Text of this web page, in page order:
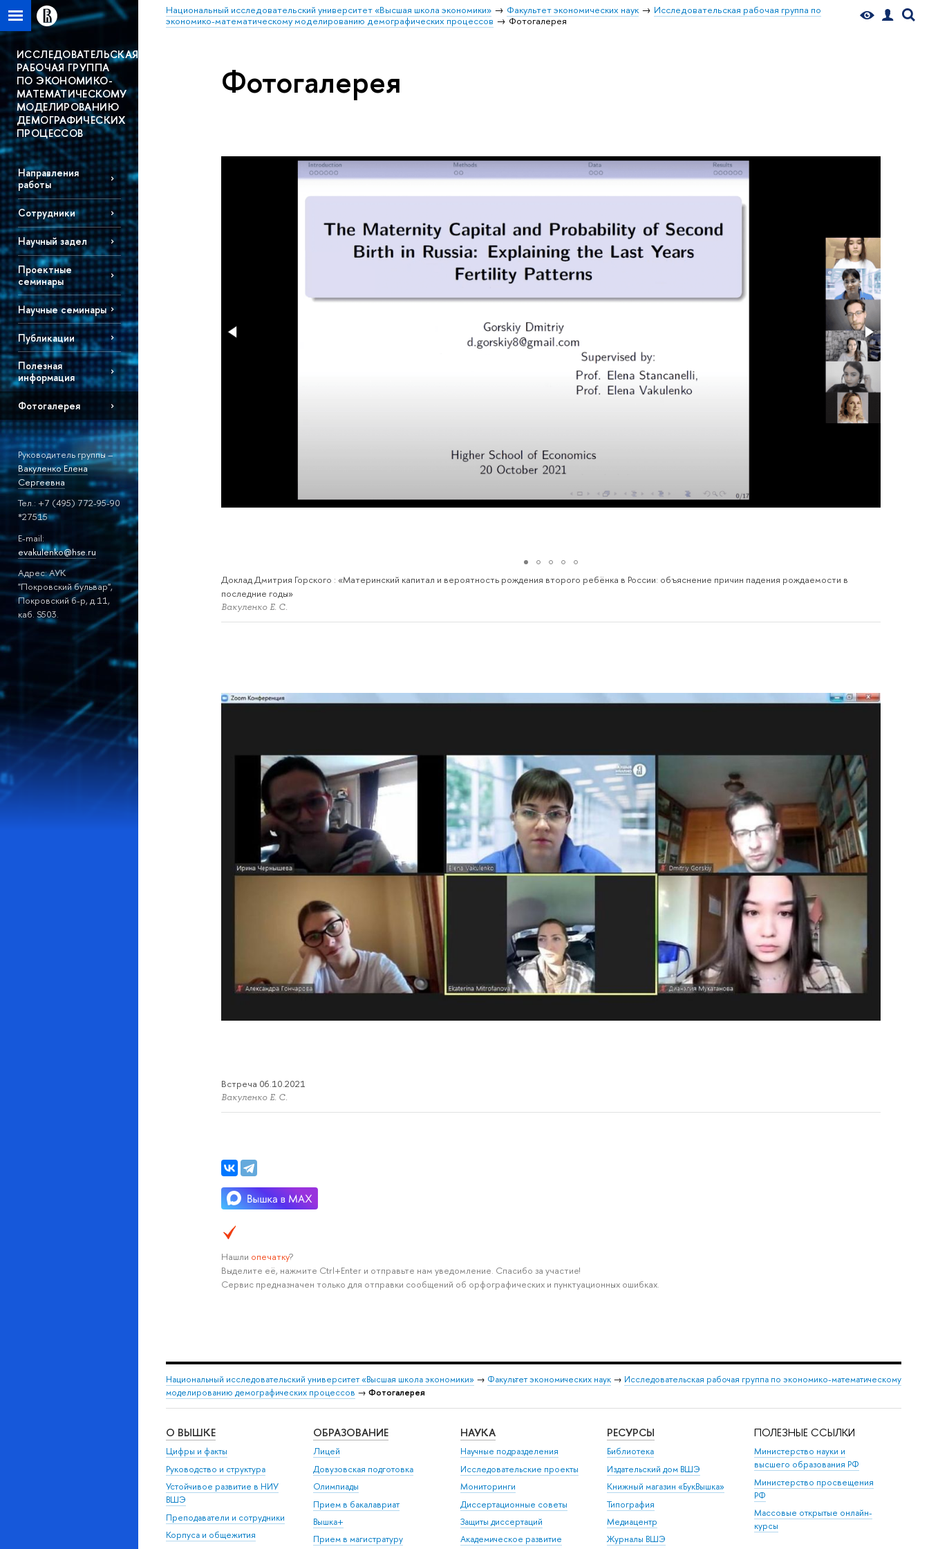
Национальный исследовательский университет «Высшая школа экономики» Факультет экономических наук
Исследовательская рабочая группа по
экономико-математическому моделированию демографических процессов
Фотогалерея
ИССЛЕДОВАТЕЛЬСКАЯ
РАБОЧАЯ ГРУППА
ПО ЭКОНОМИКО-
МАТЕМАТИЧЕСКОМУ
МОДЕЛИРОВАНИЮ
ДЕМОГРАФИЧЕСКИХ
ПРОЦЕССОВ
Направления
работы
Сотрудники
Научный задел
Проектные
семинары
Научные семинары
Публикации
Полезная
информация
Фотогалерея
Руководитель группы –
Вакуленко Елена
Сергеевна
Тел.: +7 (495) 772-95-90
*27515
E-mail:
evakulenko@hse.ru
Адрес: АУК
"Покровский бульвар",
Покровский б-р, д.11,
каб. S503.
Фотогалерея
Доклад Дмитрия Горского : «Материнский капитал и вероятность рождения второго ребёнка в России: объяснение причин падения рождаемости в
последние годы»
Вакуленко Е. С.
Встреча 06.10.2021
Вакуленко Е. С.
Нашли опечатку?
Выделите её, нажмите Ctrl+Enter и отправьте нам уведомление. Спасибо за участие!
Сервис предназначен только для отправки сообщений об орфографических и пунктуационных ошибках.
Национальный исследовательский университет «Высшая школа экономики» → Факультет экономических наук → Исследовательская рабочая группа по экономико-математическому
моделированию демографических процессов → Фотогалерея
О ВЫШКЕ
Цифры и факты
Руководство и структура
Устойчивое развитие в НИУ
ВШЭ
Преподаватели и сотрудники
Корпуса и общежития
ОБРАЗОВАНИЕ
Лицей
Довузовская подготовка
Олимпиады
Прием в бакалавриат
Вышка+
Прием в магистратуру
НАУКА
Научные подразделения
Исследовательские проекты
Мониторинги
Диссертационные советы
Защиты диссертаций
Академическое развитие
РЕСУРСЫ
Библиотека
Издательский дом ВШЭ
Книжный магазин «БукВышка»
Типография
Медиацентр
Журналы ВШЭ
ПОЛЕЗНЫЕ ССЫЛКИ
Министерство науки и
высшего образования РФ
Министерство просвещения
РФ
Массовые открытые онлайн-
курсы